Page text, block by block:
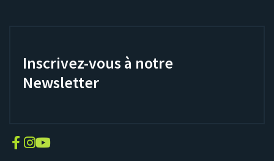
Inscrivez-vous à notre
Newsletter